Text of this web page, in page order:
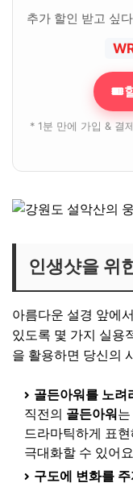
추가 할인 받고 싶
🎟
* 1분 만에 가입 & 결
인생샷을 위
아름다운 설경 앞에
있도록 몇 가지 실용
을 활용하면 당신의
골든아워를 노려
직전의 골든아워
드라마틱하게 표
극대화할 수 있어
구도에 변화를